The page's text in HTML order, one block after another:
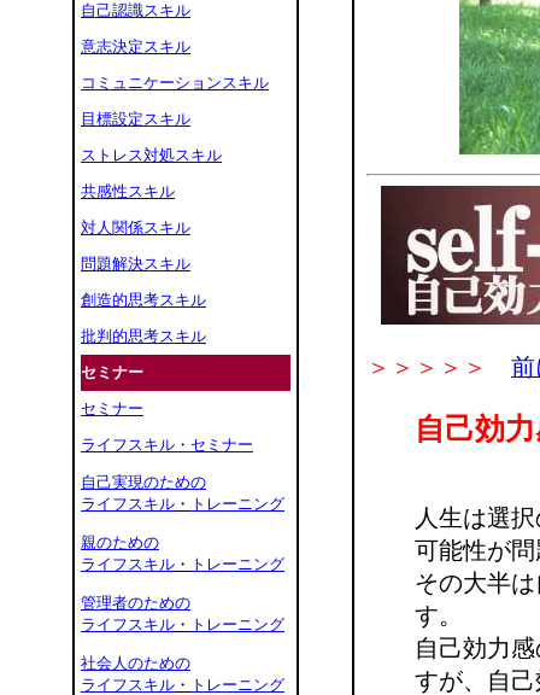
自己認識スキル
意志決定スキル
コミュニケーションスキル
目標設定スキル
ストレス対処スキル
共感性スキル
対人関係スキル
問題解決スキル
創造的思考スキル
批判的思考スキル
セミナー
セミナー
ライフスキル・セミナー
自己実現のための
ライフスキル ・ トレーニング
親のための
ライフスキル ・ トレーニング
管理者のための
ライフスキル ・ トレーニング
社会人のための
ライフスキル ・ トレーニング
＞＞＞＞＞ 前
自己効
人生は選
可能性が
その大半
す。
自己効力
すが、自